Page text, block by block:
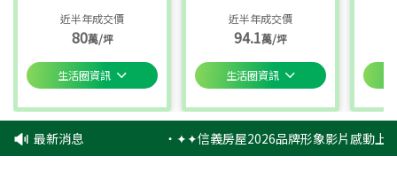
近半年成交價
80萬/坪
生活圈資訊
近半年成交價
94.1萬/坪
生活圈資訊
最新消息 ‧✦✦信義房屋2026品牌形象影片感動上